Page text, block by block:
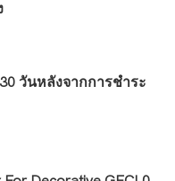
วันหลังจากการชำระ